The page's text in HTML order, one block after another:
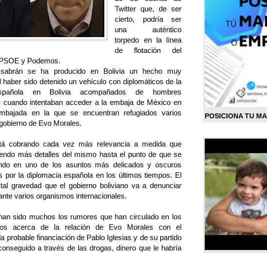
Twitter que, de ser
cierto, podría ser
una auténtico
torpedo en la línea
de flotación del
y Podemos.
se ha producido en Bolivia un hecho muy
haber sido detenido un vehículo con diplomáticos de la
en Bolivia acompañados de hombres
cuando intentaban acceder a la embaja de México en
en la que se encuentran refugiados varios
de Evo Morales.
cobrando cada vez más relevancia a medida que
más detalles del mismo hasta el punto de que se
en uno de los asuntos más delicados y oscuros
por la diplomacia española en los últimos tiempos. El
gravedad que el gobierno boliviano va a denunciar
varios organismos internacionales.
sido muchos los rumores que han circulado en los
acerca de la relación de Evo Morales con el
probable financiación de Pablo Iglesias y de su partido
a través de las drogas, dinero que le habría
POSICIONA TU